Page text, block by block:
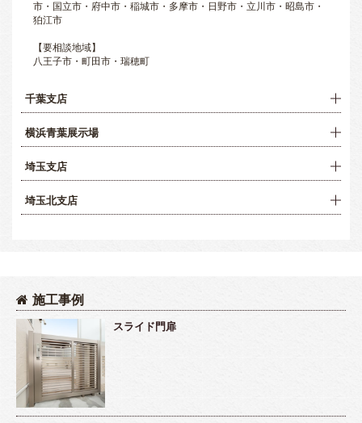
市・国立市・府中市・稲城市・多摩市・日野市・立川市・昭島市・
狛江市
【要相談地域】
八王子市・町田市・瑞穂町
千葉支店
横浜青葉展示場
埼玉支店
埼玉北支店
施工事例
スライド門扉